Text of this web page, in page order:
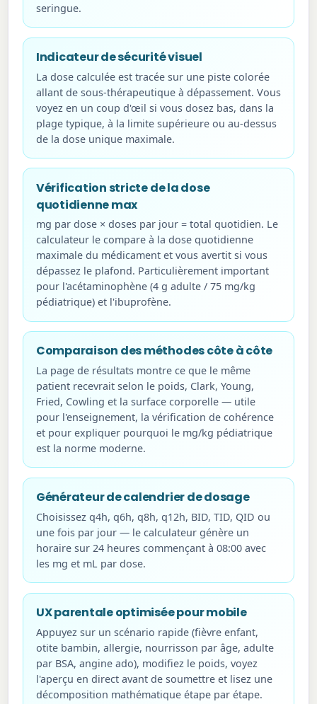
seringue.
Indicateur de sécurité visuel
La dose calculée est tracée sur une piste colorée
allant de sous-thérapeutique à dépassement. Vous
voyez en un coup d'œil si vous dosez bas, dans la
plage typique, à la limite supérieure ou au-dessus
de la dose unique maximale.
Vérification stricte de la dose
quotidienne max
mg par dose × doses par jour = total quotidien. Le
calculateur le compare à la dose quotidienne
maximale du médicament et vous avertit si vous
dépassez le plafond. Particulièrement important
pour l'acétaminophène (4 g adulte / 75 mg/kg
pédiatrique) et l'ibuprofène.
Comparaison des méthodes côte à côte
La page de résultats montre ce que le même
patient recevrait selon le poids, Clark, Young,
Fried, Cowling et la surface corporelle — utile
pour l'enseignement, la vérification de cohérence
et pour expliquer pourquoi le mg/kg pédiatrique
est la norme moderne.
Générateur de calendrier de dosage
Choisissez q4h, q6h, q8h, q12h, BID, TID, QID ou
une fois par jour — le calculateur génère un
horaire sur 24 heures commençant à 08:00 avec
les mg et mL par dose.
UX parentale optimisée pour mobile
Appuyez sur un scénario rapide (fièvre enfant,
otite bambin, allergie, nourrisson par âge, adulte
par BSA, angine ado), modifiez le poids, voyez
l'aperçu en direct avant de soumettre et lisez une
décomposition mathématique étape par étape.